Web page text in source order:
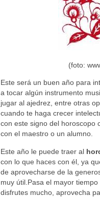
(foto:
Este será un buen año para
a tocar algún instrumento
jugar al ajedrez, entre otras
cuando te haga crecer
con este signo del horoscopo
con el maestro o un alumno.
Este año le puede traer al
con lo que haces con él, ya
de aprovecharse de la
muy útil.Pasa el mayor
disfrutes mucho, aprovecha